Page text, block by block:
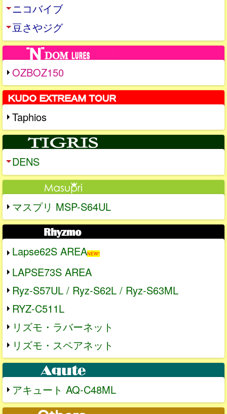
ニコバイブ
豆さやジグ
OZBOZ150
Taphios
DENS
マスプリ MSP-S64UL
Lapse62S AREANEW!
LAPSE73S AREA
Ryz-S57UL / Ryz-S62L / Ryz-S63ML
RYZ-C511L
リズモ・ラバーネット
リズモ・スペアネット
アキュート AQ-C48ML